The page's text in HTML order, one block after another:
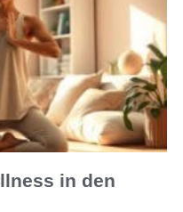
in den